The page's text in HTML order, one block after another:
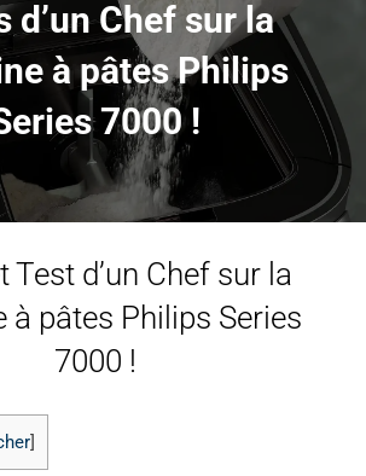
d’un Chef sur la
à pâtes Philips
7000 !
Test d’un Chef sur la
à pâtes Philips Series
7000 !
]